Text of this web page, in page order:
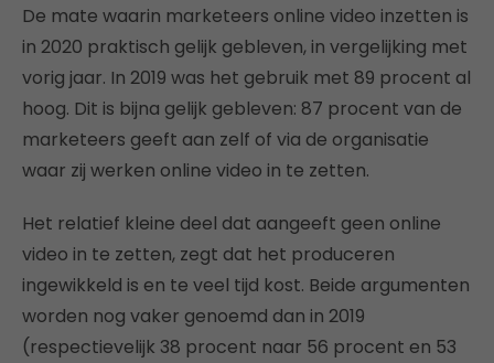
De mate waarin marketeers online video inzetten is
in 2020 praktisch gelijk gebleven, in vergelijking met
vorig jaar. In 2019 was het gebruik met 89 procent al
hoog. Dit is bijna gelijk gebleven: 87 procent van de
marketeers geeft aan zelf of via de organisatie
waar zij werken online video in te zetten.
Het relatief kleine deel dat aangeeft geen online
video in te zetten, zegt dat het produceren
ingewikkeld is en te veel tijd kost. Beide argumenten
worden nog vaker genoemd dan in 2019
(respectievelijk 38 procent naar 56 procent en 53